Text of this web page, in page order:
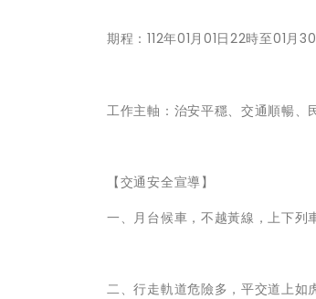
期程：112年01月01日22時至01月
工作主軸：治安平穩、交通順暢、
【交通安全宣導】
一、月台候車，不越黃線，上下列
二、行走軌道危險多，平交道上如